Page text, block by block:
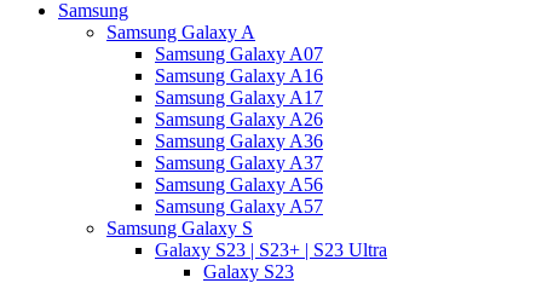
Samsung
Samsung Galaxy A
Samsung Galaxy A07
Samsung Galaxy A16
Samsung Galaxy A17
Samsung Galaxy A26
Samsung Galaxy A36
Samsung Galaxy A37
Samsung Galaxy A56
Samsung Galaxy A57
Samsung Galaxy S
Galaxy S23 | S23+ | S23 Ultra
Galaxy S23